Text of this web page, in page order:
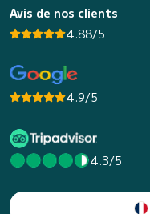
Avis de nos clients
4.88/5
4.9/5
4.3/5